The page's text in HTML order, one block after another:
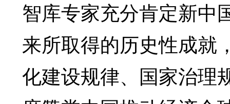
智库专家充分肯定新中
来所取得的历史性成就
化建设规律、国家治理